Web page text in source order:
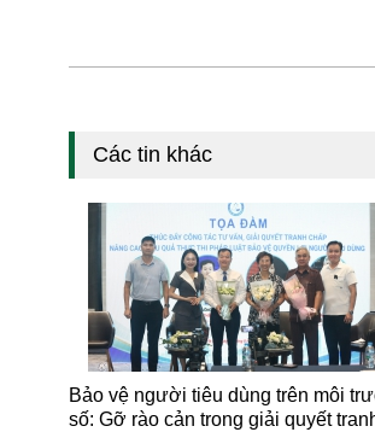
Các tin khác
Bảo vệ người tiêu dùng trên môi
số: Gỡ rào cản trong giải quyết